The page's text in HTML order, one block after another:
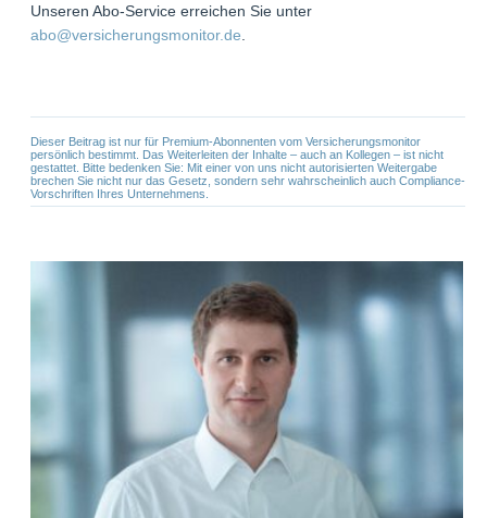
Unseren Abo-Service erreichen Sie unter
abo@versicherungsmonitor.de
Dieser Beitrag ist nur für Premium-Abonnenten vom Versicherungsmonitor
persönlich bestimmt. Das Weiterleiten der Inhalte – auch an Kollegen – ist nicht
gestattet. Bitte bedenken Sie: Mit einer von uns nicht autorisierten Weitergabe
brechen Sie nicht nur das Gesetz, sondern sehr wahrscheinlich auch Compliance-
Vorschriften Ihres Unternehmens.